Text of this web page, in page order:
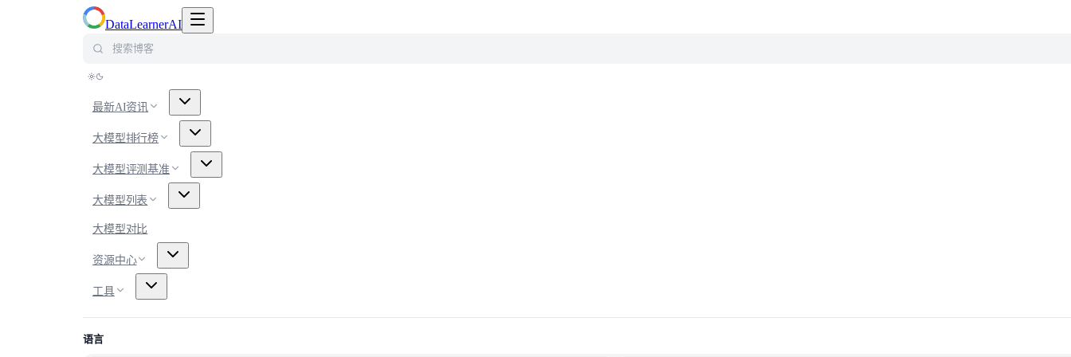
DataLearnerAI
最新AI资讯
大模型排行榜
大模型评测基准
大模型列表
大模型对比
资源中心
工具
语言